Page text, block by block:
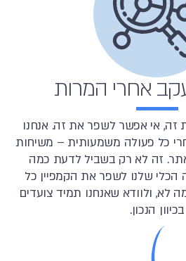
אחרי המרות
אי אפשר לשפר את זה. אנחנו
כל פעולה משמעותית – משיחות
זה לא רק בשביל לדעת כמה
הכלי שלנו לשפר את הקמפיין כל
לא, ולוודא שאנחנו תמיד צועדים
בכיוון הנכון.